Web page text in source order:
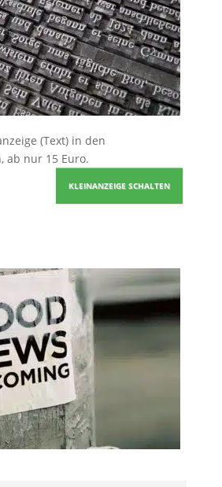
(Text) in den
ab nur 15 Euro.
KLEINANZEIGE SCHALTEN